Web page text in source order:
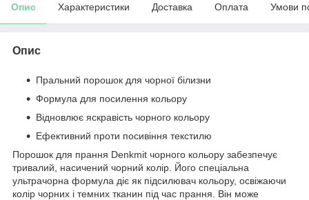
Опис Характеристики Доставка Оплата Умови
Опис
Пральний порошок для чорної білизни
Формула для посилення кольору
Відновлює яскравість чорного кольору
Ефективний проти посивіння текстилю
Порошок для прання Denkmit чорного кольору забезпечує
тривалий, насичений чорний колір. Його спеціальна
ультрачорна формула діє як підсилювач кольору, освіжаючи
колір чорних і темних тканин під час прання. Він може